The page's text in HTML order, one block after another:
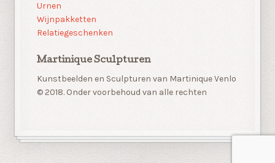
Urnen
Wijnpakketten
Relatiegeschenken
Martinique Sculpturen
Kunstbeelden en Sculpturen van Martinique Venlo
© 2018. Onder voorbehoud van alle rechten